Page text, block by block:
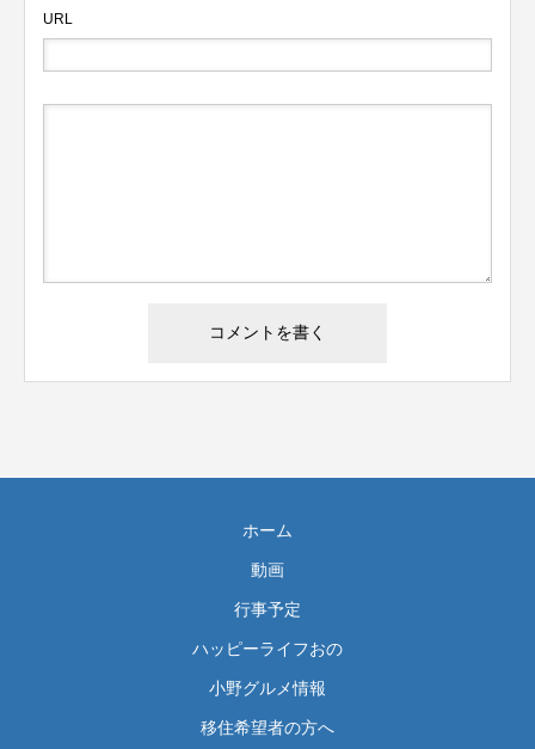
URL
ホーム
動画
行事予定
ハッピーライフおの
小野グルメ情報
移住希望者の方へ